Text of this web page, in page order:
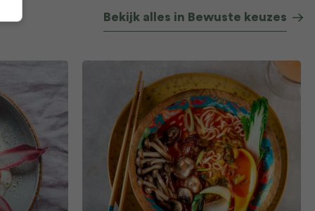
Bekijk alles in Bewuste keuzes